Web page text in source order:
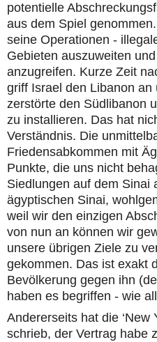
potentielle
aus dem Spiel
seine Operationen -
Gebieten auszuweiten
anzugreifen. Kurze Zeit
griff Israel den Libanon
zerstörte den Südlibanon
zu installieren. Das hat
Verständnis. Die
Friedensabkommen mit
Punkte, die uns nicht
Siedlungen auf dem Sinai
ägyptischen Sinai,
weil wir den einzigen
von nun an können wir
unsere übrigen Ziele zu
gekommen. Das ist exakt
Bevölkerung gegen ihn
haben es begriffen - wie
Andererseits hat die ‘New
schrieb, der Vertrag habe